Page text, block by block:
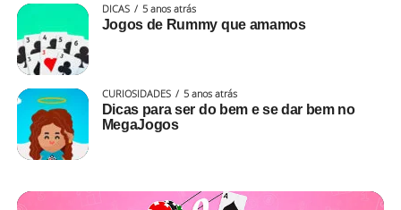
DICAS 5 anos atrás
Jogos de Rummy que amamos
CURIOSIDADES 5 anos atrás
Dicas para ser do bem e se dar bem no
MegaJogos